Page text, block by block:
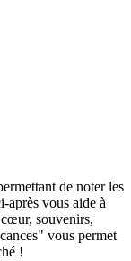
de noter les
après vous aide à
souvenirs,
vous permet
!